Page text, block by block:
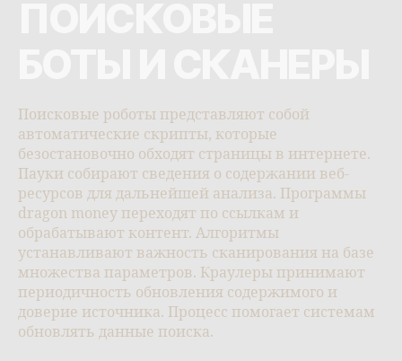
Поисковые роботы представляют собой
автоматические скрипты, которые
безостановочно обходят страницы в интернете.
Пауки собирают сведения о содержании веб-
ресурсов для дальнейшей анализа. Программы
dragon money переходят по ссылкам и
обрабатывают контент. Алгоритмы
устанавливают важность сканирования на базе
множества параметров. Краулеры принимают
периодичность обновления содержимого и
доверие источника. Процесс помогает системам
обновлять данные поиска.